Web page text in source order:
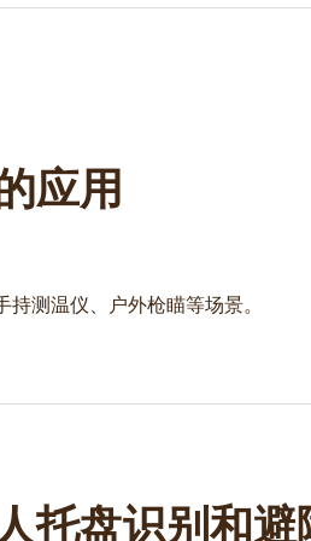
应用
持测温仪、户外枪瞄等场景。
托盘识别和避